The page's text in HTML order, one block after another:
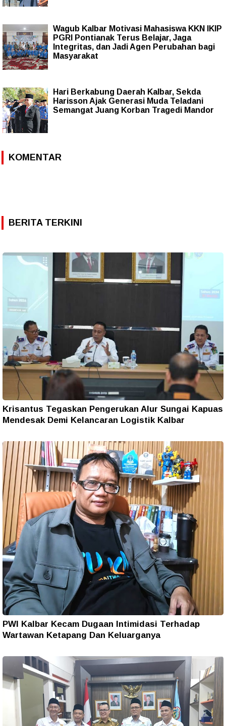
Wagub Kalbar Motivasi Mahasiswa KKN IKIP
PGRI Pontianak Terus Belajar, Jaga
Integritas, dan Jadi Agen Perubahan bagi
Masyarakat
Hari Berkabung Daerah Kalbar, Sekda
Harisson Ajak Generasi Muda Teladani
Semangat Juang Korban Tragedi Mandor
KOMENTAR
BERITA TERKINI
Krisantus Tegaskan Pengerukan Alur Sungai Kapuas
Mendesak Demi Kelancaran Logistik Kalbar
PWI Kalbar Kecam Dugaan Intimidasi Terhadap
Wartawan Ketapang Dan Keluarganya